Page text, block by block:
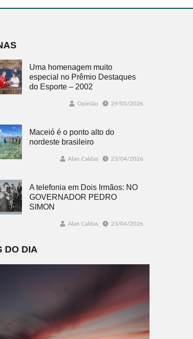
Uma homenagem muito
especial no Prêmio Destaques
do Esporte – 2002
Opinião 29/05/2026
Maceió é o ponto alto do
nordeste brasileiro
Alan Caldas 23/04/2026
A telefonia em Dois Irmãos: NO
GOVERNADOR PEDRO
SIMON
Alan Caldas 23/04/2026
DO DIA